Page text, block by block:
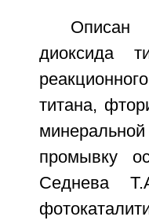
Описан
диоксида
титана,
промывку
Седнева